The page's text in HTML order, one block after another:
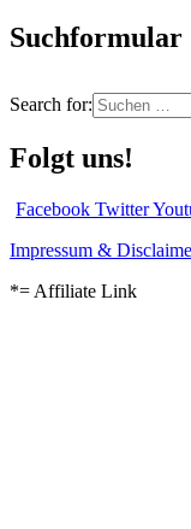
Suchformular
Search for:
Folgt uns!
Facebook Twitter
Impressum &
*= Affiliate Link